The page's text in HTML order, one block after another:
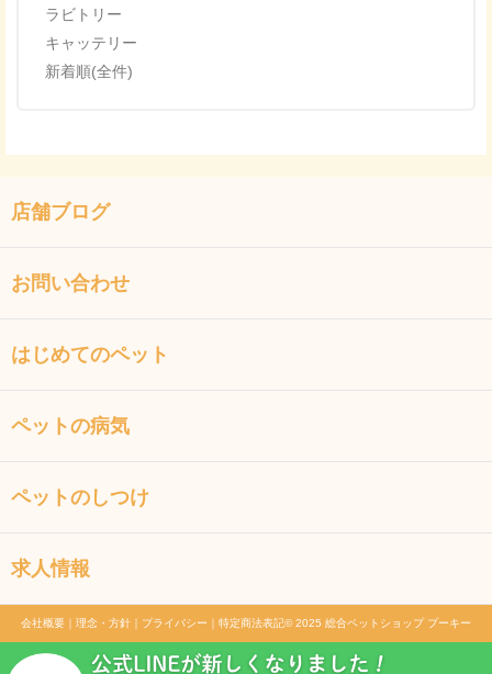
ラビトリー
キャッテリー
新着順(全件)
店舗ブログ
お問い合わせ
はじめてのペット
ペットの病気
ペットのしつけ
求人情報
会社概要 ｜ 理念・方針 ｜ プライバシー ｜ 特定商法表記© 2025 総合ペットショップ プーキー